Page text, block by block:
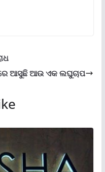
ଆସୁଛି ଆଉ ଏକ ଲଘୁଚାପ